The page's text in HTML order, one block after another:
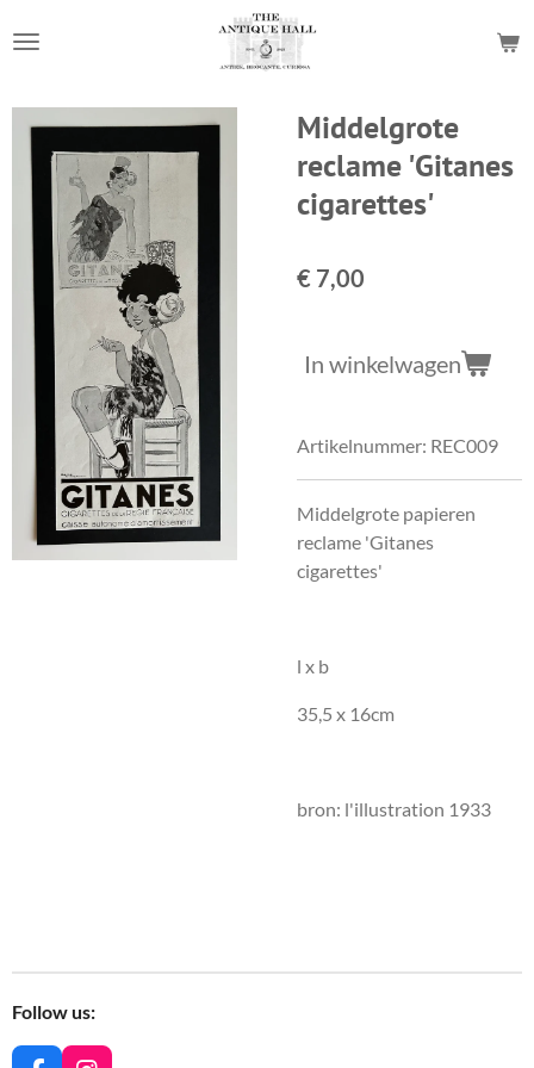
direct
de
Middelgrote
reclame 'Gitanes
cigarettes'
€ 7,00
In winkelwagen
Artikelnummer: REC009
Middelgrote papieren
reclame 'Gitanes
cigarettes'
l x b
35,5 x 16cm
bron: l'illustration 1933
Follow us: